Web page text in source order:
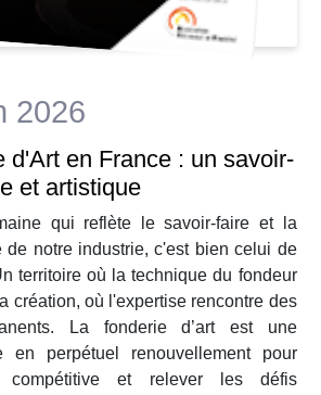
2026
d'Art en France : un savoir-
et artistique
qui reflète le savoir-faire et la
de notre industrie, c'est bien celui de
territoire où la technique du fondeur
création, où l'expertise rencontre des
La fonderie d’art est une
en perpétuel renouvellement pour
compétitive et relever les défis